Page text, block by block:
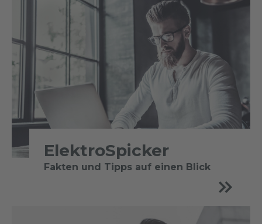
ElektroSpicker
Fakten und Tipps auf einen Blick